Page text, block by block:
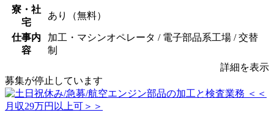
寮・社
宅
あり（無料）
仕事内
容
加工・マシンオペレータ / 電子部品系工場 / 交替
制
詳細を表示
募集が停止しています